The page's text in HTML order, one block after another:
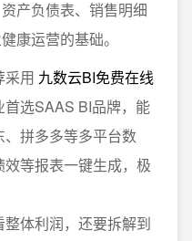
产负债表、销售明细
康运营的基础。
采用 九数云BI免费在线
首选SAAS BI品牌，能
拼多多等多平台数
等报表一键生成，极
体利润，还要拆解到